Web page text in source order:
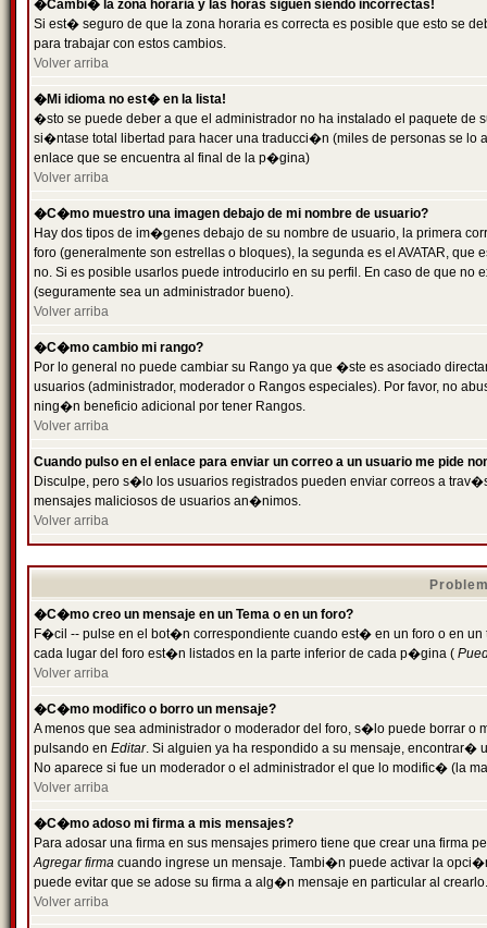
�Cambi� la zona horaria y las horas siguen siendo incorrectas!
Si est� seguro de que la zona horaria es correcta es posible que esto se
para trabajar con estos cambios.
Volver arriba
�Mi idioma no est� en la lista!
�sto se puede deber a que el administrador no ha instalado el paquete
si�ntase total libertad para hacer una traducci�n (miles de personas se
enlace que se encuentra al final de la p�gina)
Volver arriba
�C�mo muestro una imagen debajo de mi nombre de usuario?
Hay dos tipos de im�genes debajo de su nombre de usuario, la primera
foro (generalmente son estrellas o bloques), la segunda es el AVATAR,
no. Si es posible usarlos puede introducirlo en su perfil. En caso de que
(seguramente sea un administrador bueno).
Volver arriba
�C�mo cambio mi rango?
Por lo general no puede cambiar su Rango ya que �ste es asociado
usuarios (administrador, moderador o Rangos especiales). Por favor, no
ning�n beneficio adicional por tener Rangos.
Volver arriba
Cuando pulso en el enlace para enviar un correo a un usuario me pide
Disculpe, pero s�lo los usuarios registrados pueden enviar correos a
mensajes maliciosos de usuarios an�nimos.
Volver arriba
�C�mo creo un mensaje en un Tema o en un foro?
F�cil -- pulse en el bot�n correspondiente cuando est� en un foro o en
cada lugar del foro est�n listados en la parte inferior de cada p�gina (
Volver arriba
�C�mo modifico o borro un mensaje?
A menos que sea administrador o moderador del foro, s�lo puede borrar o
pulsando en Editar. Si alguien ya ha respondido a su mensaje, encontrar�
No aparece si fue un moderador o el administrador el que lo modific� (la
Volver arriba
�C�mo adoso mi firma a mis mensajes?
Para adosar una firma en sus mensajes primero tiene que crear una firma
Agregar firma cuando ingrese un mensaje. Tambi�n puede activar la
puede evitar que se adose su firma a alg�n mensaje en particular al crearlo.
Volver arriba